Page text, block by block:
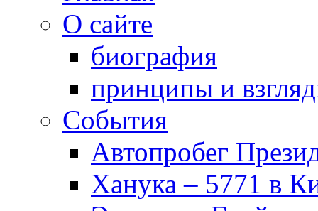
О сайте
биография
принципы и
События
Автопробег
Ханука – 5771 в